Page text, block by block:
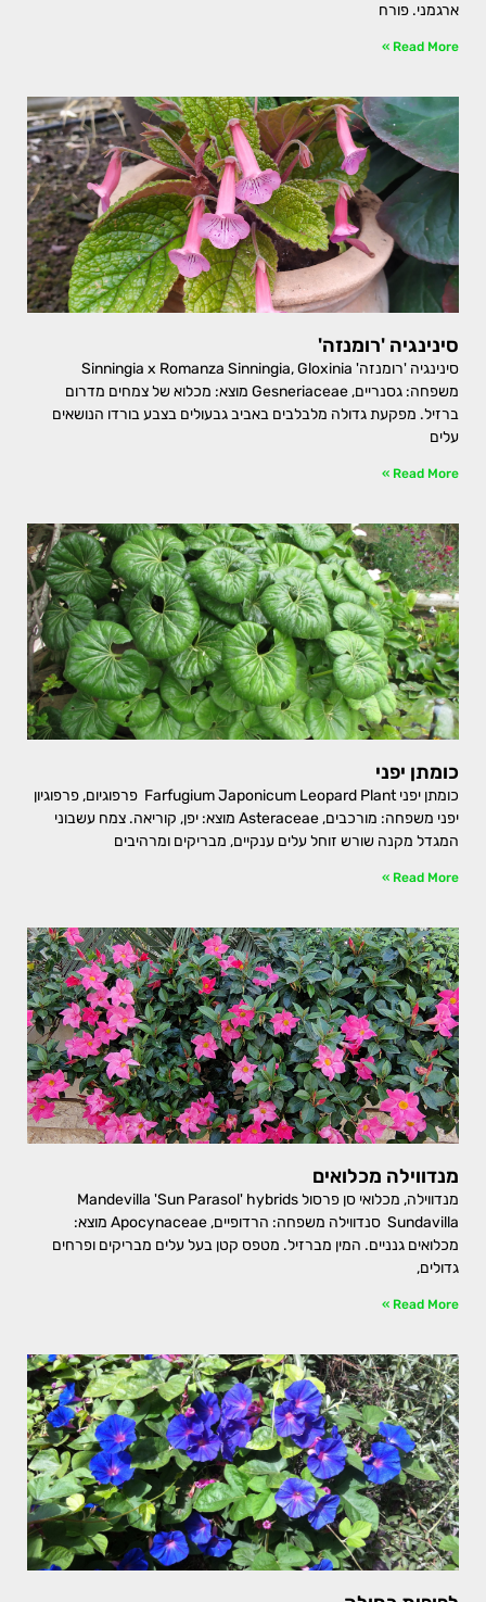
ארגמני. פורח
Read More »
סינינגיה 'רומנזה'
סינינגיה 'רומנזה' Sinningia x Romanza Sinningia, Gloxinia
משפחה: גסנריים, Gesneriaceae מוצא: מכלוא של צמחים מדרום
ברזיל. מפקעת גדולה מלבלבים באביב גבעולים בצבע בורדו הנושאים
עלים
Read More »
כומתן יפני
כומתן יפני Farfugium Japonicum Leopard Plant פרפוגיום, פרפוגיון
יפני משפחה: מורכבים, Asteraceae מוצא: יפן, קוריאה. צמח עשבוני
המגדל מקנה שורש זוחל עלים ענקיים, מבריקים ומרהיבים
Read More »
מנדווילה מכלואים
מנדווילה, מכלואי סן פרסול Mandevilla 'Sun Parasol' hybrids
Sundavilla סנדווילה משפחה: הרדופיים, Apocynaceae מוצא:
מכלואים גנניים. המין מברזיל. מטפס קטן בעל עלים מבריקים ופרחים
גדולים,
Read More »